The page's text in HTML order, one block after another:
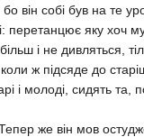
вiн собi був на те
перетанцює яку хоч
i не дивляться,
ж пiдсяде до
i молодi, сидять та,
же вiн мов